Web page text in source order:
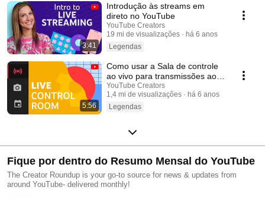
3:41
Introdução às streams em
direto no YouTube
YouTube Creators
19 mi de visualizações
há 6 anos
Legendas
5:56
Como usar a Sala de controle
ao vivo para transmissões ao
vivo no YouTube
YouTube Creators
1,4 mi de visualizações
há 6 anos
Legendas
Fique por dentro do Resumo Mensal do YouTube
The Creator Roundup is your go-to source for news & updates from
around YouTube- delivered monthly!